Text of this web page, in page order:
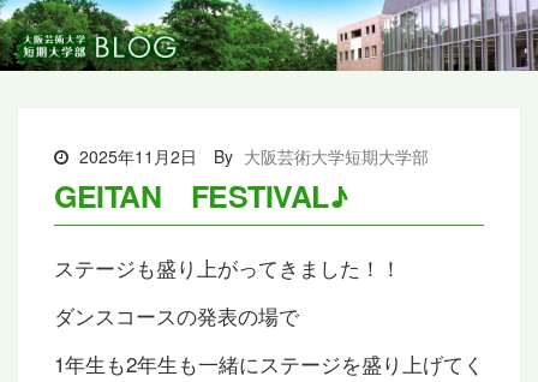
2025年11月2日 By 大阪芸術大学短期大学部
GEITAN FESTIVAL♪
ステージも盛り上がってきました！！
ダンスコースの発表の場で
1年生も2年生も一緒にステージを盛り上げてく